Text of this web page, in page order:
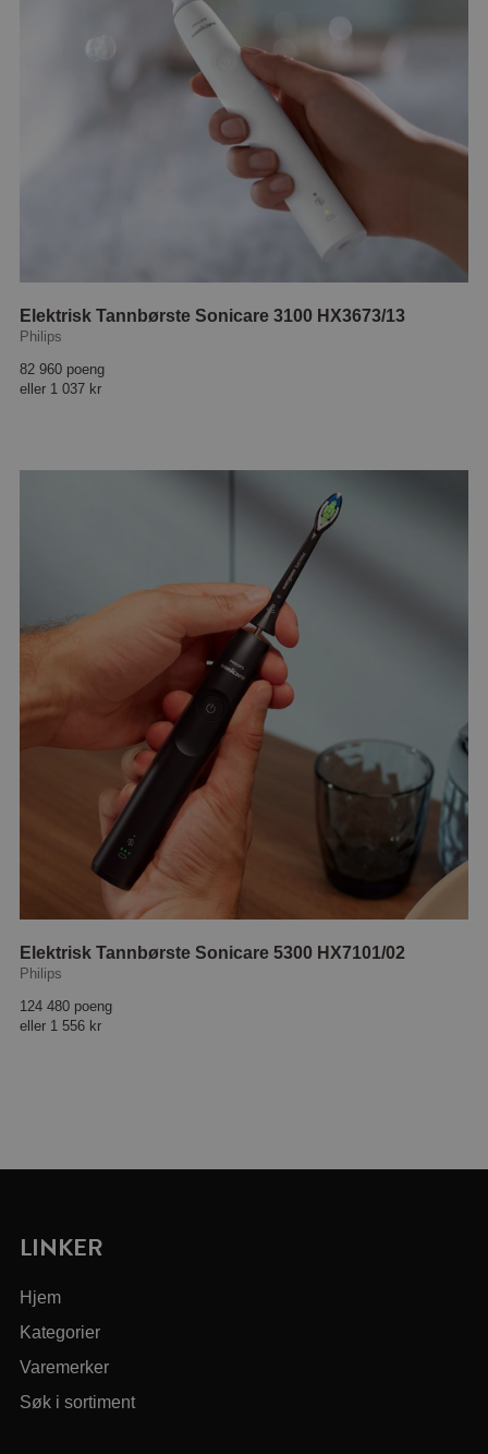
Elektrisk Tannbørste Sonicare 3100 HX3673/13
Philips
82 960 poeng
eller 1 037 kr
Elektrisk Tannbørste Sonicare 5300 HX7101/02
Philips
124 480 poeng
eller 1 556 kr
LINKER
Hjem
Kategorier
Varemerker
Søk i sortiment